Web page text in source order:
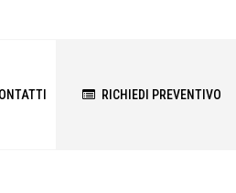
RICHIEDI PREVENTIVO